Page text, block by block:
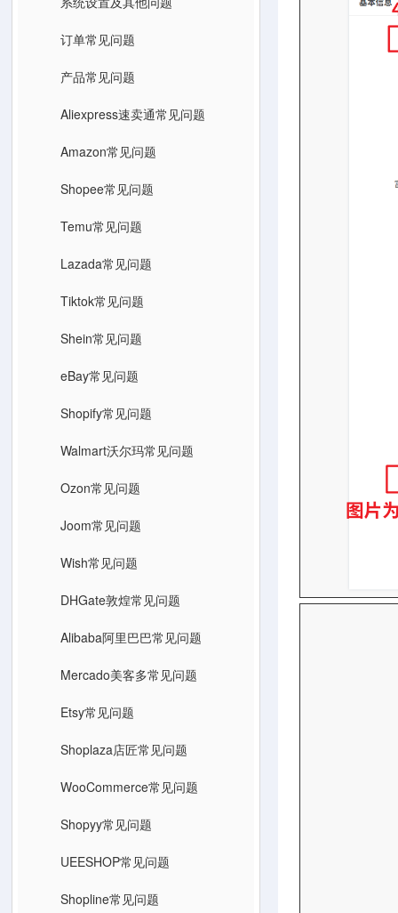
订单常见问题
产品常见问题
Aliexpress速卖通常见问题
Amazon常见问题
Shopee常见问题
Temu常见问题
Lazada常见问题
Tiktok常见问题
Shein常见问题
eBay常见问题
Shopify常见问题
Walmart沃尔玛常见问题
Ozon常见问题
Joom常见问题
Wish常见问题
DHGate敦煌常见问题
Alibaba阿里巴巴常见问题
Mercado美客多常见问题
Etsy常见问题
Shoplaza店匠常见问题
WooCommerce常见问题
Shopyy常见问题
UEESHOP常见问题
Shopline常见问题